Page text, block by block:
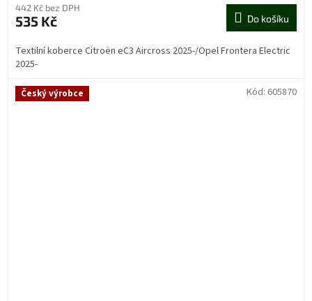
442 Kč bez DPH
535 Kč Do košíku
Textilní koberce Citroën eC3 Aircross 2025-/Opel Frontera Electric
2025-
Český výrobce Kód: 605870